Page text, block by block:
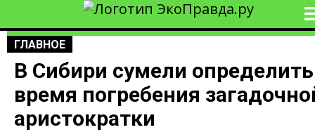
ГЛАВНОЕ
В Сибири сумели определить
время погребения
аристократки